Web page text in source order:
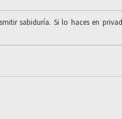
sabiduría. Si lo haces en